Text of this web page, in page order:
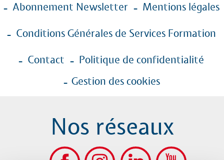
de
page
Abonnement Newsletter Mentions légales
Conditions Générales de Services Formation
Contact
Politique de confidentialité
Gestion des cookies
Nos réseaux